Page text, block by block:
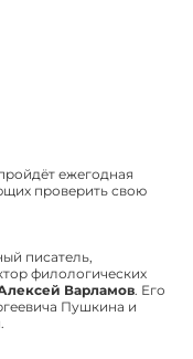
ежегодная
проверить свою
писатель,
филологических
Варламов. Его
Пушкина и